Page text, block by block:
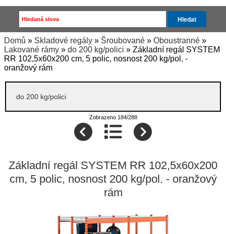
Domů » Skladové regály » Šroubované » Oboustranné »
Lakované rámy » do 200 kg/polici » Základní regál SYSTEM
RR 102,5x60x200 cm, 5 polic, nosnost 200 kg/pol. -
oranžový rám
do 200 kg/polici
Zobrazeno 184/288
Základní regál SYSTEM RR 102,5x60x200
cm, 5 polic, nosnost 200 kg/pol. - oranžový
rám